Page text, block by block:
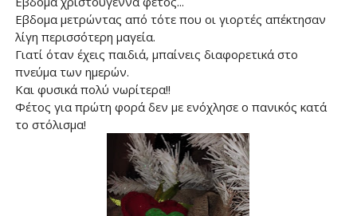
Εβδομα μετρώντας από τότε που οι γιορτές απέκτησαν
λίγη περισσότερη μαγεία.
Γιατί όταν έχεις παιδιά, μπαίνεις διαφορετικά στο
πνεύμα των ημερών.
Και φυσικά πολύ νωρίτερα!!
Φέτος για πρώτη φορά δεν με ενόχλησε ο πανικός κατά
το στόλισμα!